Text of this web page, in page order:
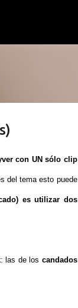
con UN sólo clip
del tema esto puede
es utilizar dos
: las de los candados